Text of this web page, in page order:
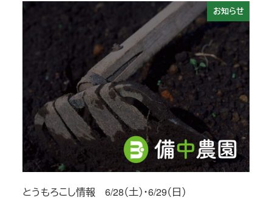
お知らせ
とうもろこし情報 6/28（土）・6/29（日）